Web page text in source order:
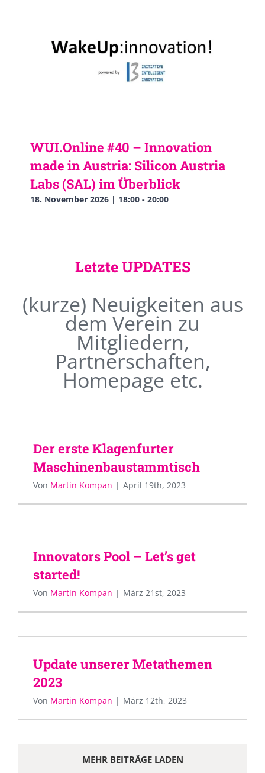
WUI.Online #40 – Innovation
made in Austria: Silicon Austria
Labs (SAL) im Überblick
18. November 2026 | 18:00 - 20:00
Letzte UPDATES
(kurze) Neuigkeiten aus
dem Verein zu
Mitgliedern,
Partnerschaften,
Homepage etc.
Der erste Klagenfurter
Maschinenbaustammtisch
Von Martin Kompan | April 19th, 2023
Innovators Pool – Let’s get
started!
Von Martin Kompan | März 21st, 2023
Update unserer Metathemen
2023
Von Martin Kompan | März 12th, 2023
MEHR BEITRÄGE LADEN